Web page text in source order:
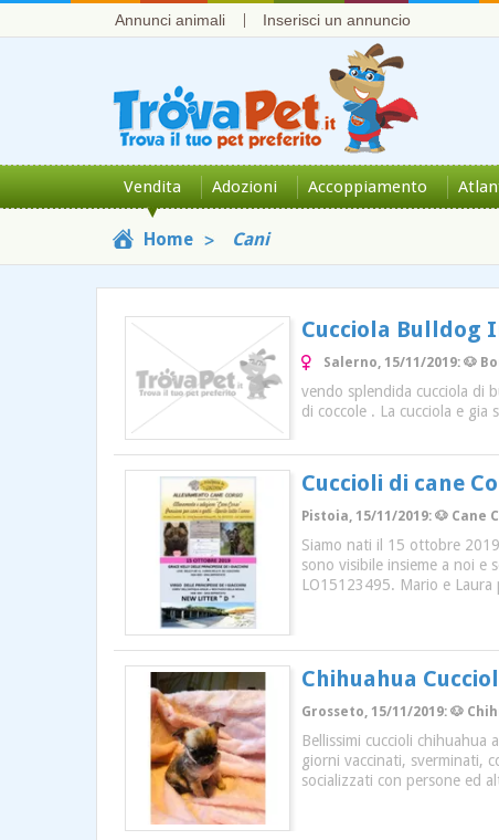
Annunci animali Inserisci un annuncio
Vendita Adozioni Accoppiamento
Home Cani
Cucciola Bulldog
Salerno, 15/11/2019: 🐶
vendo splendida cucciola di
di coccole . La cucciola e
Cuccioli di cane
Pistoia, 15/11/2019: 🐶
Siamo nati il 15 ottobre
sono visibile insieme a noi e
LO15123495. Mario e
Chihuahua
Grosseto, 15/11/2019: 🐶
Bellissimi cuccioli
giorni vaccinati, sverminati,
socializzati con persone ed